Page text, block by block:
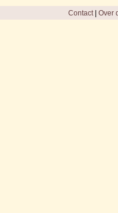
Contact| Over